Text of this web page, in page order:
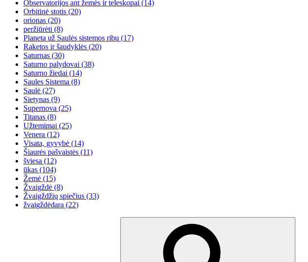
Observatorijos ant žemės ir teleskopai (14)
Orbitinė stotis (20)
orionas (20)
peržiūrėti (8)
Planeta už Saulės sistemos ribų (17)
Raketos ir šaudyklės (20)
Saturnas (30)
Saturno palydovai (38)
Saturno žiedai (14)
Saules Sistema (8)
Saulė (27)
Sietynas (9)
Supernova (25)
Titanas (8)
Užtemimai (25)
Venera (12)
Visata, gyvybė (14)
Šiaurės pašvaistės (11)
šviesa (12)
ūkas (104)
Žemė (15)
Žvaigždė (8)
Žvaigždžių spiečius (33)
žvaigždėdara (22)